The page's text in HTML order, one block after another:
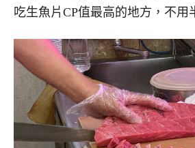
吃生魚片CP值最高的地方，不用